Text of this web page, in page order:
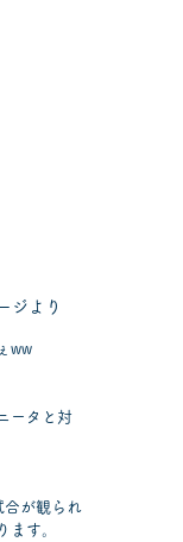
ジより
ww
ータと対
合が観られ
ます。